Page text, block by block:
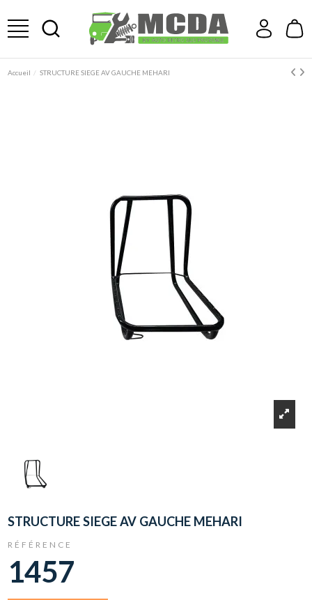
Accueil STRUCTURE SIEGE AV GAUCHE MEHARI
STRUCTURE SIEGE AV GAUCHE MEHARI
RÉFÉRENCE
1457